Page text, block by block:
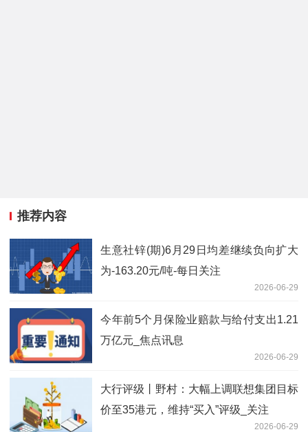
推荐内容
生意社锌(期)6月29日均差继续负向扩大
为-163.20元/吨-每日关注
2026-06-29
今年前5个月保险业赔款与给付支出1.21
万亿元_焦点讯息
2026-06-29
大行评级丨野村：大幅上调联想集团目标
价至35港元，维持“买入”评级_关注
2026-06-29